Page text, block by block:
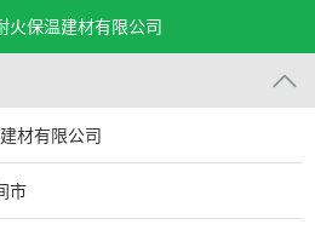
火保温建材有限公司
材有限公司
市